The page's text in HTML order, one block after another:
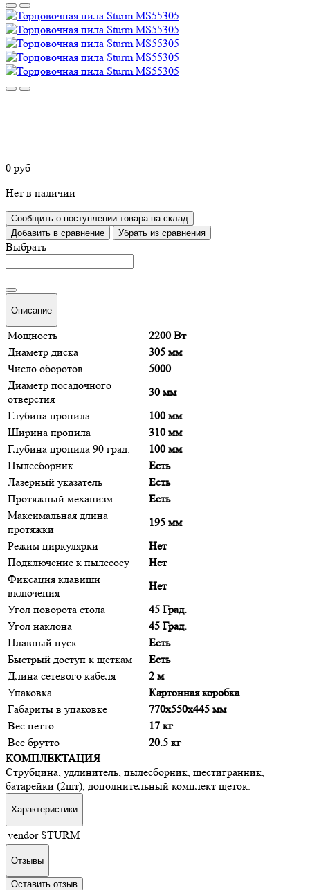
0 руб
Нет в наличии
Сообщить о поступлении товара на склад
Добавить в сравнение
Убрать из сравнения
Выбрать
Описание
Мощность
2200 Вт
Диаметр диска
305 мм
Число оборотов
5000
Диаметр посадочного
отверстия
30 мм
Глубина пропила
100 мм
Ширина пропила
310 мм
Глубина пропила 90 град.
100 мм
Пылесборник
Есть
Лазерный указатель
Есть
Протяжный механизм
Есть
Максимальная длина
протяжки
195 мм
Режим циркулярки
Нет
Подключение к пылесосу
Нет
Фиксация клавиши
включения
Нет
Угол поворота стола
45 Град.
Угол наклона
45 Град.
Плавный пуск
Есть
Быстрый доступ к щеткам
Есть
Длина сетевого кабеля
2 м
Упаковка
Картонная коробка
Габариты в упаковке
770x550x445 мм
Вес нетто
17 кг
Вес брутто
20.5 кг
КОМПЛЕКТАЦИЯ
Струбцина, удлинитель, пылесборник, шестигранник,
батарейки (2шт), дополнительный комплект щеток.
Характеристики
vendor STURM
Отзывы
Оставить отзыв